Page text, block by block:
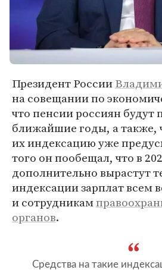
Президент России
на совещании по
что пенсии россиян будут
ближайшие годы, а также,
их индексацию уже
того он пообещал, что в
дополнительно вырастут
индексации зарплат всем
и сотрудникам
органов.
Средства на такие